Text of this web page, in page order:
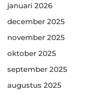
januari 2026
december 2025
november 2025
oktober 2025
september 2025
augustus 2025